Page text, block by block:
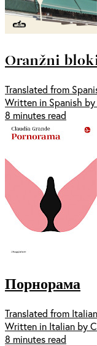
Oranžni
Translated from
Written in Spanish by
8 minutes read
Порнорама
Translated from
Written in Italian by
8 minutes read